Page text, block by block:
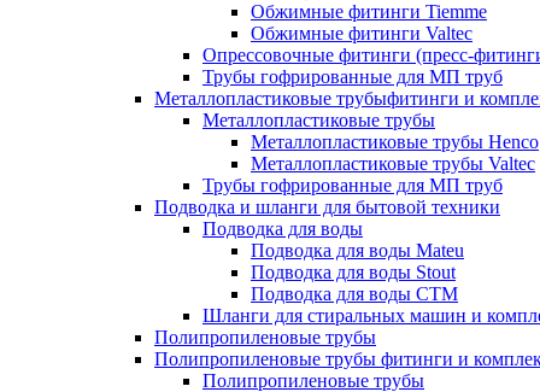
Обжимные фитинги Tiemme
Обжимные фитинги Valtec
Опрессовочные фитинги (пресс-
Трубы гофрированные для МП труб
Металлопластиковые трубыфитинги и
Металлопластиковые трубы
Металлопластиковые трубы Henco
Металлопластиковые трубы Valtec
Трубы гофрированные для МП труб
Подводка и шланги для бытовой техники
Подводка для воды
Подводка для воды Mateu
Подводка для воды Stout
Подводка для воды СТМ
Шланги для стиральных машин и
Полипропиленовые трубы
Полипропиленовые трубы фитинги и
Полипропиленовые трубы